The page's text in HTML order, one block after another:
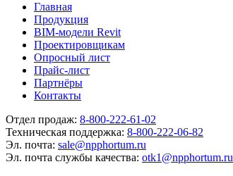
Главная
Продукция
BIM-модели Revit
Проектировщикам
Опросный лист
Прайс-лист
Партнёры
Контакты
Отдел продаж: 8-800-222-61-02
Техническая поддержка: 8-800-222-06-82
Эл. почта: sale@npphortum.ru
Эл. почта службы качества: otk1@npphortum.ru